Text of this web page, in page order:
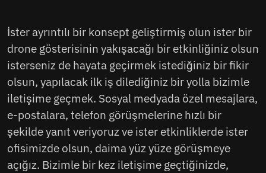
4. Adım Kurulum
GÖSTERİ ZAMANI
İster ayrıntılı bir konsept geliştirmiş olun ister bir
drone gösterisinin yakışacağı bir etkinliğiniz olsun
isterseniz de hayata geçirmek istediğiniz bir fikir
olsun, yapılacak ilk iş dilediğiniz bir yolla bizimle
iletişime geçmek. Sosyal medyada özel mesajlara,
e-postalara, telefon görüşmelerine hızlı bir
şekilde yanıt veriyoruz ve ister etkinliklerde ister
ofisimizde olsun, daima yüz yüze görüşmeye
açığız. Bizimle bir kez iletişime geçtiğinizde,